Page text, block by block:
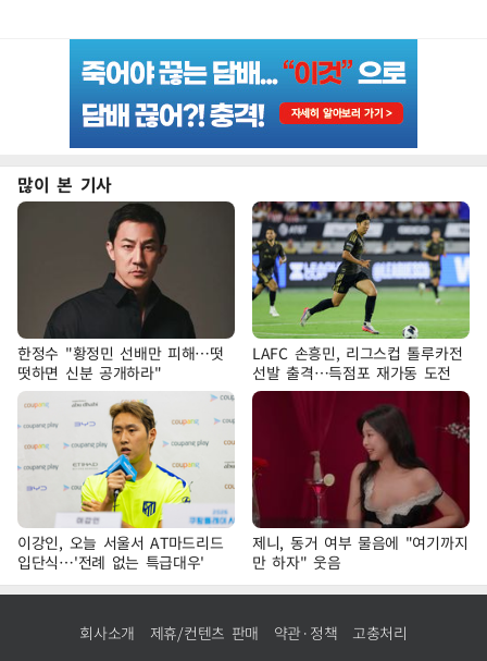
많이 본 기사
한정수 "황정민 선배만 피해…떳
떳하면 신분 공개하라"
LAFC 손흥민, 리그스컵 톨루카전
선발 출격…득점포 재가동 도전
이강인, 오늘 서울서 AT마드리드
입단식…'전례 없는 특급대우'
제니, 동거 여부 물음에 "여기까지
만 하자" 웃음
회사소개 제휴/컨텐츠 판매 약관·정책 고충처리